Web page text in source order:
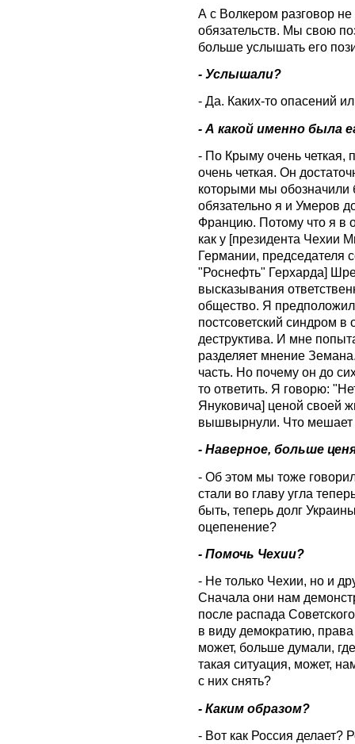
А с Волкером разговор
обязательств. Мы свою
больше услышать его
- Услышали?
- Да. Каких-то опасений
- А какой именно была
- По Крыму очень четкая,
очень четкая. Он
которыми мы обозначили
обязательно я и Умеров
Францию. Потому что я в
как у [президента Чехии
Германии, председателя
"Роснефть" Герхарда]
высказывания
общество. Я
постсоветский синдром
деструктива. И мне
разделяет мнение
часть. Но почему он до
то ответить. Я говорю:
Януковича] ценой своей
вышвырнули. Что мешает
- Наверное, больше
- Об этом мы тоже
стали во главу угла
быть, теперь долг
оцепенение?
- Помочь Чехии?
- Не только Чехии, но и
Сначала они нам
после распада
в виду демократию,
может, больше думали,
такая ситуация, может,
с них снять?
- Каким образом?
- Вот как Россия делает?